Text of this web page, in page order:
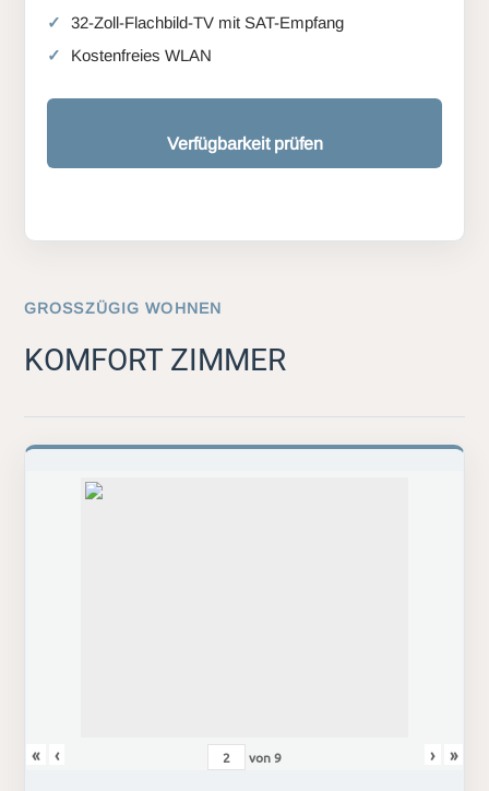
32-Zoll-Flachbild-TV mit SAT-Empfang
Kostenfreies WLAN
Verfügbarkeit prüfen
GROSSZÜGIG WOHNEN
KOMFORT ZIMMER
« ‹ von9 › »